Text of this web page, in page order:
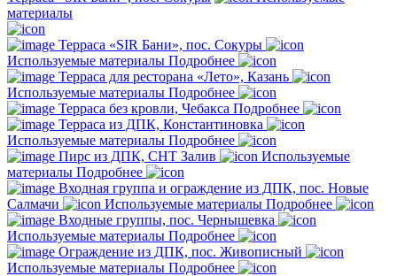
материалы
Терраса «SIR Бани», пос. Сокуры
Используемые материалы Подробнее
Терраса для ресторана «Лето», Казань
Используемые материалы Подробнее
Терраса без кровли, Чебакса Подробнее
Терраса из ДПК, Константиновка
Используемые материалы Подробнее
Пирс из ДПК, СНТ Залив
Используемые
материалы Подробнее
Входная группа и ограждение из ДПК, пос. Новые
Салмачи
Используемые материалы Подробнее
Входные группы, пос. Чернышевка
Используемые материалы Подробнее
Ограждение из ДПК, пос. Живописный
Используемые материалы Подробнее